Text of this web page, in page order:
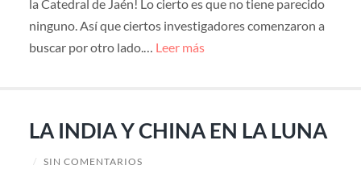
la Catedral de Jaén! Lo cierto es que no tiene parecido
ninguno. Así que ciertos investigadores comenzaron a
buscar por otro lado.… Leer más
LA INDIA Y CHINA EN LA LUNA
/ SIN COMENTARIOS